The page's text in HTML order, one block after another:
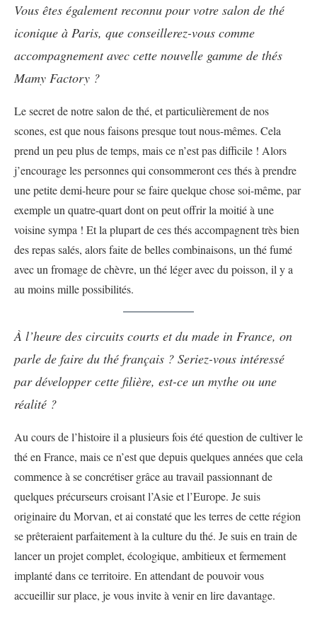
Vous êtes également reconnu pour votre salon de thé
iconique à Paris, que conseillerez-vous comme
accompagnement avec cette nouvelle gamme de thés
Mamy Factory ?
Le secret de notre salon de thé, et particulièrement de nos
scones, est que nous faisons presque tout nous-mêmes. Cela
prend un peu plus de temps, mais ce n’est pas difficile ! Alors
j’encourage les personnes qui consommeront ces thés à prendre
une petite demi-heure pour se faire quelque chose soi-même, par
exemple un quatre-quart dont on peut offrir la moitié à une
voisine sympa ! Et la plupart de ces thés accompagnent très bien
des repas salés, alors faite de belles combinaisons, un thé fumé
avec un fromage de chèvre, un thé léger avec du poisson, il y a
au moins mille possibilités.
À l’heure des circuits courts et du made in France, on
parle de faire du thé français ? Seriez-vous intéressé
par développer cette filière, est-ce un mythe ou une
réalité ?
Au cours de l’histoire il a plusieurs fois été question de cultiver le
thé en France, mais ce n’est que depuis quelques années que cela
commence à se concrétiser grâce au travail passionnant de
quelques précurseurs croisant l’Asie et l’Europe. Je suis
originaire du Morvan, et ai constaté que les terres de cette région
se prêteraient parfaitement à la culture du thé. Je suis en train de
lancer un projet complet, écologique, ambitieux et fermement
implanté dans ce territoire. En attendant de pouvoir vous
accueillir sur place, je vous invite à venir en lire davantage.